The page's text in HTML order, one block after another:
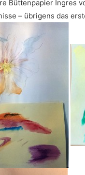
Büttenpapier Ingres
– übrigens das